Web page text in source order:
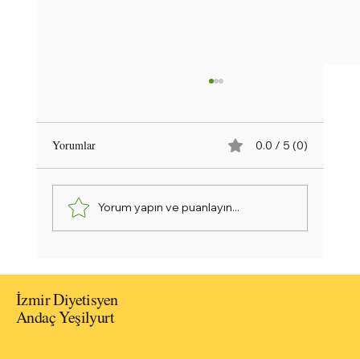
Yorumlar 0.0 / 5 (0)
Yorum yapın ve puanlayın...
İzmir Diyetisyen
Andaç Yeşilyurt